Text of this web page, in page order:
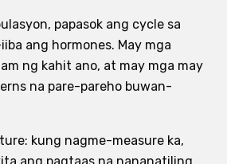
papasok ang cycle sa
ang hormones. May mga
ng kahit ano, at may mga may
na pare-pareho buwan-
kung nagme-measure ka,
ang pagtaas na nananatiling